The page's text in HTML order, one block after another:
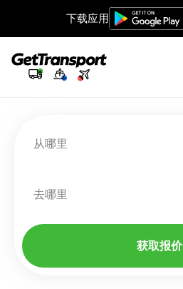
下载应用
从哪里
去哪里
获取报价